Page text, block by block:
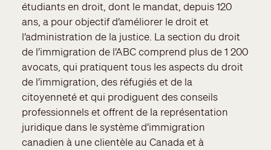
étudiants en droit, dont le mandat, depuis 120
ans, a pour objectif d’améliorer le droit et
l’administration de la justice. La section du droit
de l’immigration de l’ABC comprend plus de 1 200
avocats, qui pratiquent tous les aspects du droit
de l’immigration, des réfugiés et de la
citoyenneté et qui prodiguent des conseils
professionnels et offrent de la représentation
juridique dans le système d’immigration
canadien à une clientèle au Canada et à